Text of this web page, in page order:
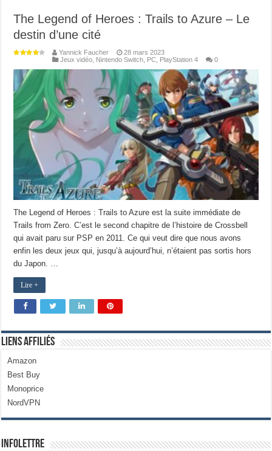
The Legend of Heroes : Trails to Azure – Le
destin d’une cité
Yannick Faucher
28 mars 2023
Jeux vidéo
Nintendo Switch PC PlayStation 4 0
The Legend of Heroes : Trails to Azure est la suite immédiate de
Trails from Zero. C’est le second chapitre de l’histoire de Crossbell
qui avait paru sur PSP en 2011. Ce qui veut dire que nous avons
enfin les deux jeux qui, jusqu’à aujourd’hui, n’étaient pas sortis hors
du Japon. …
Lire +
Liens Affiliés
Amazon
Best Buy
Monoprice
NordVPN
Infolettre